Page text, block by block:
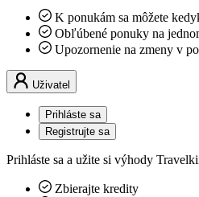
K ponukám sa môžete
Obľúbené ponuky na
Upozornenie na zmeny v
Uživatel
Prihláste sa
Registrujte sa
Prihláste sa a užite si výhody
Zbierajte kredity